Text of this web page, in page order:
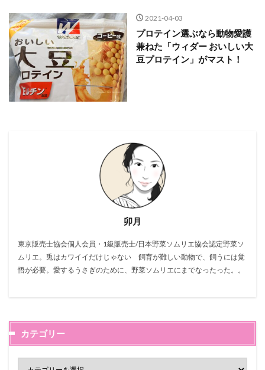
2021-04-03
プロテイン選ぶなら動物愛護
兼ねた「ウィダー おいしい大
豆プロテイン」がマスト！
卯月
東京販売士協会個人会員・1級販売士/日本野菜ソムリエ協会認定野菜ソ
ムリエ。兎はカワイイだけじゃない 飼育が難しい動物で、飼うには覚
悟が必要。愛するうさぎのために、野菜ソムリエにまでなったった。。
カテゴリー